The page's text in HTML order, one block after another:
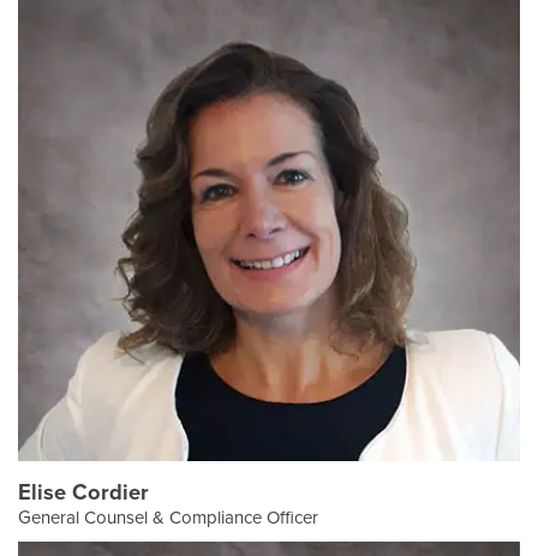
Elise Cordier
General Counsel & Compliance Officer